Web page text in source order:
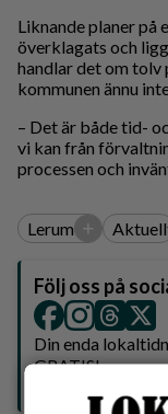
Liknande planer på
överklagats och
handlar det om tolv
kommunen ännu
– Det är både tid-
vi kan från
processen och
Lerum +
Följ oss på
Din enda
GRATIS!